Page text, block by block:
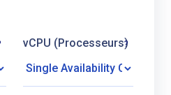
vCPU (Processeurs)
?